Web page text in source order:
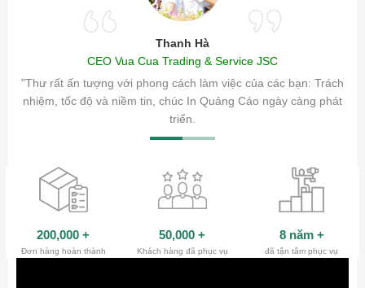
Thanh Hà
CEO Vua Cua Trading & Service JSC
"Thư rất ấn tượng với phong cách làm việc của các bạn: Trách
nhiệm, tốc độ và niềm tin, chúc In Quảng Cáo ngày càng phát
triển.
sóc
200,000 +
Đơn hàng hoàn thành
50,000 +
Khách hàng đã phục vụ
8 năm +
đã tận tâm phục vụ